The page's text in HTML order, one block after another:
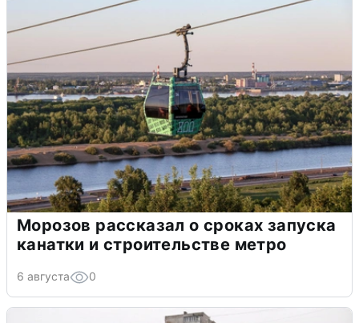
Морозов рассказал о сроках запуска
канатки и строительстве метро
6 августа 0